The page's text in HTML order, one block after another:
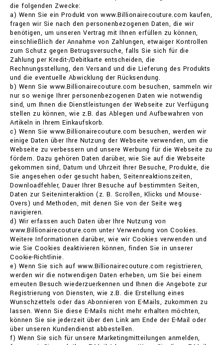
die folgenden Zwecke:
a) Wenn Sie ein Produkt von www.Billionairecouture.com kaufen,
fragen wir Sie nach den personenbezogenen Daten, die wir
benötigen, um unseren Vertrag mit Ihnen erfüllen zu können,
einschließlich der Annahme von Zahlungen, etwaiger Kontrollen
zum Schutz gegen Betrugsversuche, falls Sie sich für die
Zahlung per Kredit-/Debitkarte entscheiden, die
Rechnungsstellung, den Versand und die Lieferung des Produkts
und die eventuelle Abwicklung der Rücksendung.
b) Wenn Sie www.Billionairecouture.com besuchen, sammeln wir
nur so wenige Ihrer personenbezogenen Daten wie notwendig
sind, um Ihnen die Dienstleistungen der Webseite zur Verfügung
stellen zu können, wie z.B. das Ablegen und Aufbewahren von
Artikeln in Ihrem Einkaufskorb.
c) Wenn Sie www.Billionairecouture.com besuchen, werden wir
einige Daten über Ihre Nutzung der Webseite verwenden, um die
Webseite zu verbessern und unsere Werbung für die Webseite zu
fördern. Dazu gehören Daten darüber, wie Sie auf die Webseite
gekommen sind, Datum und Uhrzeit Ihrer Besuche, Produkte, die
Sie angesehen oder gesucht haben, Seitenreaktionszeiten,
Downloadfehler, Dauer Ihrer Besuche auf bestimmten Seiten,
Daten zur Seiteninteraktion (z. B. Scrollen, Klicks und Mouse-
Overs) und Methoden, mit denen Sie von der Seite weg
navigieren.
d) Wir erfassen auch Daten über Ihre Nutzung von
www.Billionairecouture.com unter Verwendung von Cookies.
Weitere Informationen darüber, wie wir Cookies verwenden und
wie Sie Cookies deaktivieren können, finden Sie in unserer
Cookie-Richtlinie.
e) Wenn Sie sich auf www.Billionairecouture.com registrieren,
werden wir die notwendigen Daten erheben, um Sie bei einem
erneuten Besuch wiederzuerkennen und Ihnen die Angebote zur
Registrierung von Diensten, wie z.B. die Erstellung eines
Wunschzettels oder das Abonnieren von E-Mails, zukommen zu
lassen. Wenn Sie diese E-Mails nicht mehr erhalten möchten,
können Sie sie jederzeit über den Link am Ende der E-Mail oder
über unseren Kundendienst abbestellen.
f) Wenn Sie sich für unsere Marketingmitteilungen anmelden,